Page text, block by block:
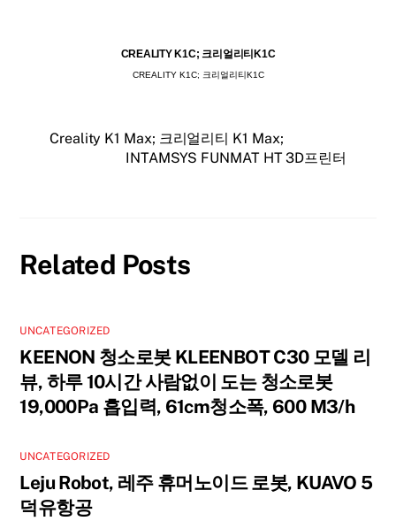
CREALITY K1C; 크리얼리티K1C
CREALITY K1C; 크리얼리티K1C
Creality K1 Max; 크리얼리티 K1 Max;
INTAMSYS FUNMAT HT 3D프린터
Related Posts
UNCATEGORIZED
KEENON 청소로봇 KLEENBOT C30 모델 리
뷰, 하루 10시간 사람없이 도는 청소로봇
19,000Pa 흡입력, 61cm청소폭, 600 M3/h
UNCATEGORIZED
Leju Robot, 레주 휴머노이드 로봇, KUAVO 5
덕유항공